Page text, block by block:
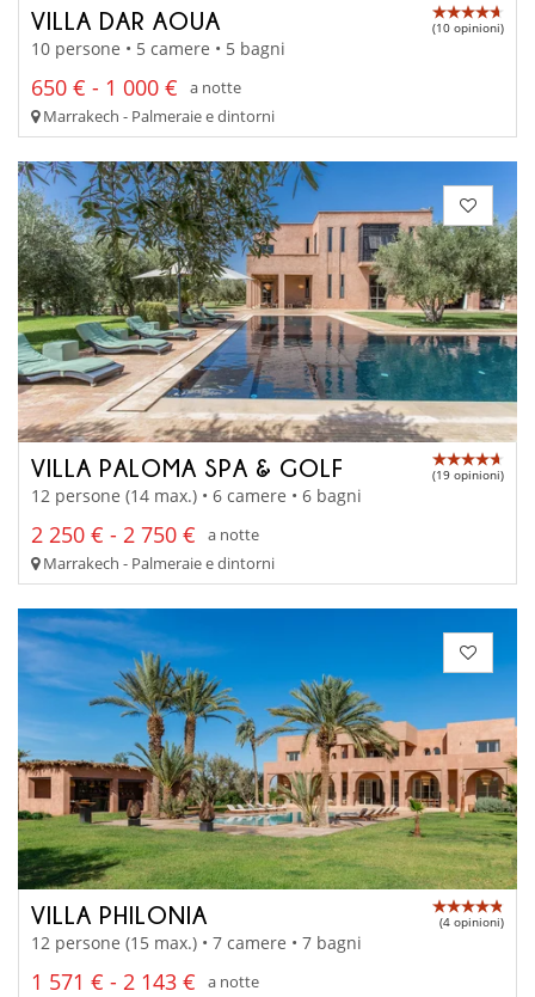
VILLA DAR AOUA (10 opinioni)
10 persone • 5 camere • 5 bagni
650 € - 1 000 €
a notte
Marrakech - Palmeraie e dintorni
VILLA PALOMA SPA & GOLF (19 opinioni)
12 persone (14 max.) • 6 camere • 6 bagni
2 250 € - 2 750 €
a notte
Marrakech - Palmeraie e dintorni
VILLA PHILONIA (4 opinioni)
12 persone (15 max.) • 7 camere • 7 bagni
1 571 € - 2 143 €
a notte